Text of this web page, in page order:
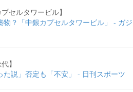
セルタワービル】
？「中銀カプセルタワービル」 - ガジ
】
説」否定も「不安」 - 日刊スポーツ